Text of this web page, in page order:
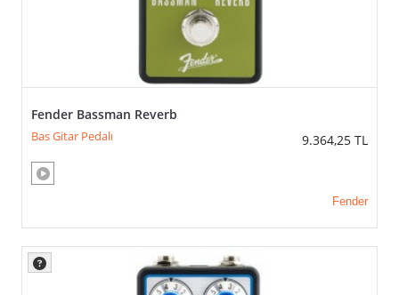
Fender Bassman Reverb
Bas Gitar Pedalı 9.364,25 TL
Fender